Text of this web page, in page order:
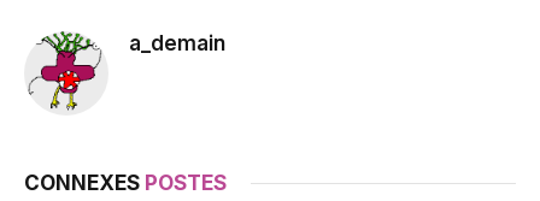
a_demain
CONNEXES POSTES